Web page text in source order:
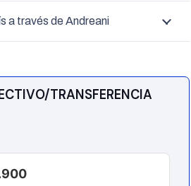
a través de Andreani
TRANSFERENCIA